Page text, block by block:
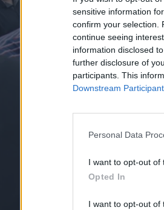
sensitive information
confirm your selection.
continue seeing
information disclosed
further disclosure of
participants. This
Downstream
Personal Data
I want to opt-out of
Opted In
I want to opt-out of